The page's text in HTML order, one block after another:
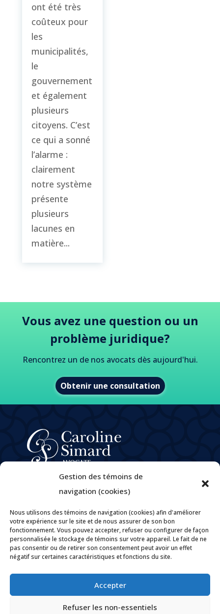
Gestion des témoins de
navigation (cookies)
Nous utilisons des témoins de navigation (cookies) afin d'améliorer
votre expérience sur le site et de nous assurer de son bon
fonctionnement. Vous pouvez accepter, refuser ou configurer de façon
personnalisée le stockage de témoins sur votre appareil. Le fait de ne
pas consentir ou de retirer son consentement peut avoir un effet
négatif sur certaines caractéristiques et fonctions du site.
Accepter
Refuser les non-essentiels
ont été très
coûteux pour
les
municipalités,
le
gouvernement
et également
plusieurs
citoyens. C’est
ce qui a sonné
l’alarme :
clairement
notre système
présente
plusieurs
lacunes en
matière...
Vous avez une question ou un
problème juridique?
Rencontrez un de nos avocats dès aujourd'hui.
Obtenir une consultation
Domaines de pratique
Carrières
Politique de confidentialité
Politiques et pratiques encadrant la gouvernance des
renseignements personnels
Contact
Par courriel
Tél : 819 205-1094